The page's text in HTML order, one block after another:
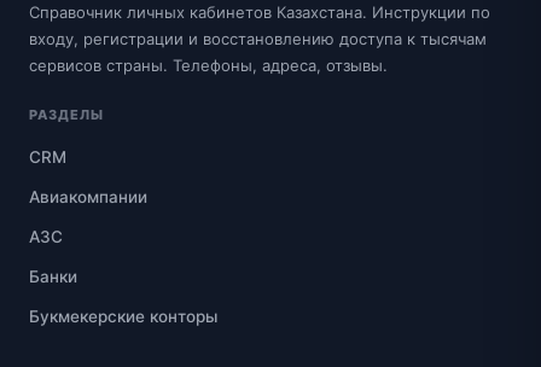
Справочник личных кабинетов Казахстана. Инструкции по
входу, регистрации и восстановлению доступа к тысячам
сервисов страны. Телефоны, адреса, отзывы.
РАЗДЕЛЫ
CRM
Авиакомпании
АЗС
Банки
Букмекерские конторы